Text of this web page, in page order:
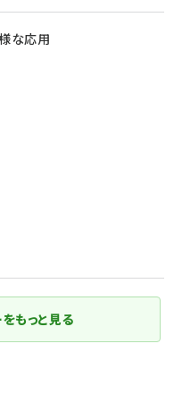
な応用
もっと見る